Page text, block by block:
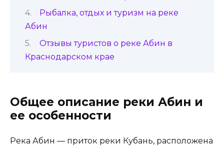
Рыбалка, отдых и туризм на реке
Абин
Отзывы туристов о реке Абин в
Краснодарском крае
Общее описание реки Абин и
ее особенности
Река Абин — приток реки Кубань, расположена